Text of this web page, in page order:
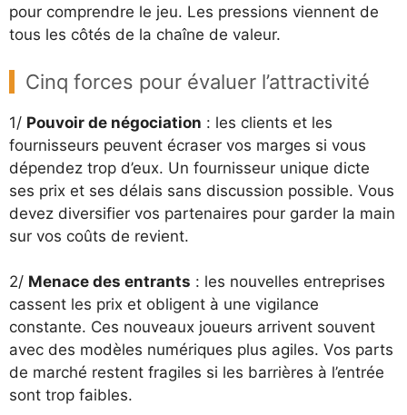
pour comprendre le jeu. Les pressions viennent de
tous les côtés de la chaîne de valeur.
Cinq forces pour évaluer l’attractivité
1/ Pouvoir de négociation : les clients et les
fournisseurs peuvent écraser vos marges si vous
dépendez trop d’eux. Un fournisseur unique dicte
ses prix et ses délais sans discussion possible. Vous
devez diversifier vos partenaires pour garder la main
sur vos coûts de revient.
2/ Menace des entrants : les nouvelles entreprises
cassent les prix et obligent à une vigilance
constante. Ces nouveaux joueurs arrivent souvent
avec des modèles numériques plus agiles. Vos parts
de marché restent fragiles si les barrières à l’entrée
sont trop faibles.